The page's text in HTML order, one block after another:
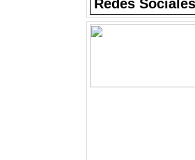
Redes Sociales